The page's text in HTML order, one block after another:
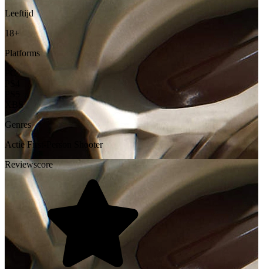
Leeftijd
18+
Platforms
PC
XBS
Genres
Actie First-Person Shooter
Reviewscore